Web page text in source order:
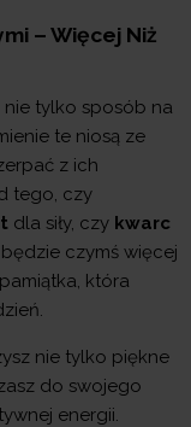
– Więcej Niż
nie tylko sposób na
te niosą ze
z ich
tego, czy
dla siły, czy kwarc
czymś więcej
która
nie tylko piękne
do swojego
energii.